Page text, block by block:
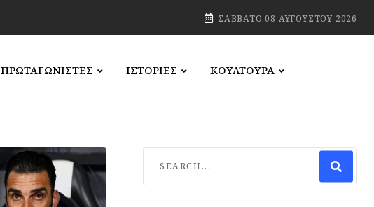
ΣΆΒΒΑΤΟ 08 ΑΥΓΟΎΣΤΟΥ 2026
ΠΡΩΤΑΓΩΝΙΣΤΕΣ ΙΣΤΟΡΙΕΣ ΚΟΥΛΤΟΥΡΑ